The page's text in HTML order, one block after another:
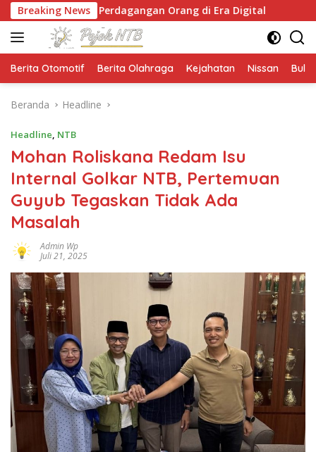
Langsung
ke
konten
Breaking News
Perdagangan Orang di Era Digital NTB
Berita Otomotif Berita Olahraga Kejahatan Nissan
Beranda Headline
Headline, NTB
Mohan Roliskana Redam Isu
Internal Golkar NTB, Pertemuan
Guyub Tegaskan Tidak Ada
Masalah
Admin Wp
Juli 21, 2025